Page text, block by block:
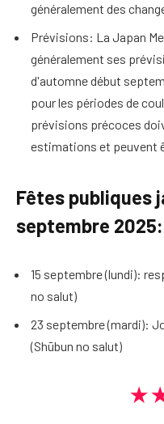
généralement des
Prévisions: La Japan
généralement ses
d'automne début
pour les périodes de
prévisions précoces
estimations et peuvent
Fêtes publiques
septembre 2025:
15 septembre (lundi):
no salut)
23 septembre (mardi):
(Shūbun no salut)